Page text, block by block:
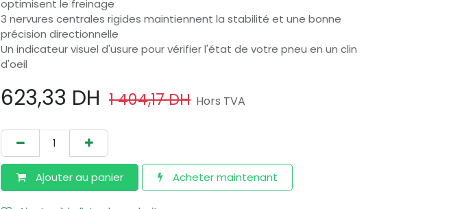
optimisent le freinage
3 nervures centrales rigides maintiennent la stabilité et une bonne
précision directionnelle
Un indicateur visuel d'usure pour vérifier l'état de votre pneu en un clin
d'oeil
623,33 DH 1 404,17DH Hors TVA
Ajouter au​ panier Acheter maintenant